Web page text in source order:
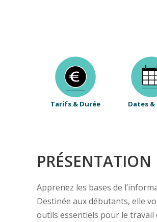
Tarifs & Durée Dates &
Apprenez les bases de
Destinée aux débutants, elle
outils essentiels pour le travail